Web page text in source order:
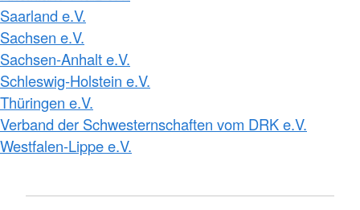
Saarland e.V.
Sachsen e.V.
Sachsen-Anhalt e.V.
Schleswig-Holstein e.V.
Thüringen e.V.
Verband der Schwesternschaften vom DRK e.V.
Westfalen-Lippe e.V.